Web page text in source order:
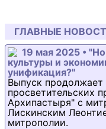
ГЛАВНЫЕ
19 мая 2025 •
культуры и
унификация?"
Выпуск
просветительских
Архипастыря" с
Лискинским
митрополии.